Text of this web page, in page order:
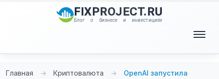
FIXPROJECT.RU
Блог о бизнесе и инвестициях
Главная → Криптовалюта →
OpenAI запустила